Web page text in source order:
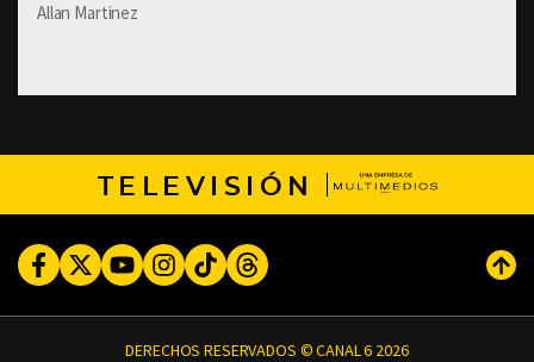
Allan Martinez
TELEVISIÓN
FacebookTwitterYoutubeInstagram
TikTokThreads
DERECHOS RESERVADOS © CANAL 6 2026